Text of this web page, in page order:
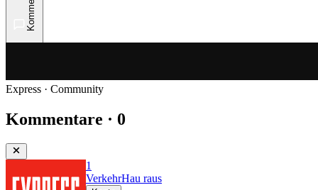
Express · Community
Kommentare · 0
1
VerkehrHau raus